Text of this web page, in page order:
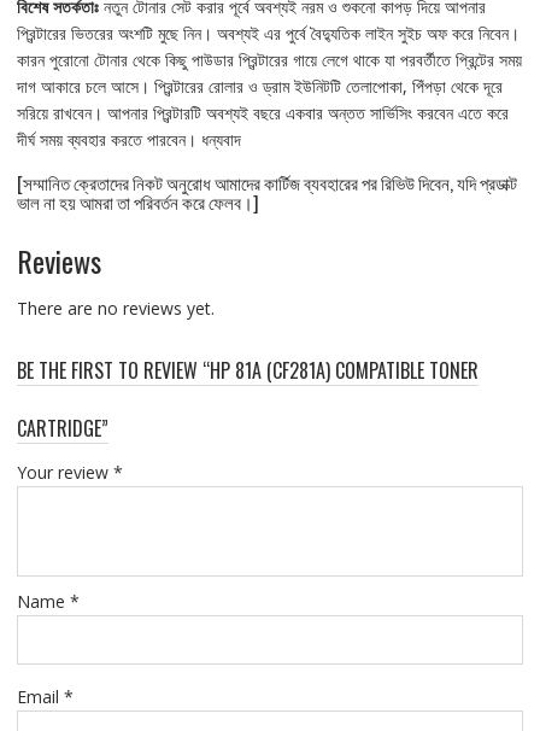
বিশেষ সতর্কতাঃনতুন টোনার সেট করার পূর্বে অবশ্যই নরম ও শুকনো কাপড় দিয়ে আপনার
প্রিন্টারের ভিতরের অংশটি মুছে নিন। অবশ্যই এর পুর্বে বৈদ্যুতিক লাইন সুইচ অফ করে নিবেন।
কারন পুরোনো টোনার থেকে কিছু পাউডার প্রিন্টারের গায়ে লেগে থাকে যা পরবর্তীতে প্রিন্টের সময়
দাগ আকারে চলে আসে। প্রিন্টারের রোলার ও ড্রাম ইউনিটটি তেলাপোকা, পিঁপড়া থেকে দূরে
সরিয়ে রাখবেন। আপনার প্রিন্টারটি অবশ্যই বছরে একবার অন্তত সার্ভিসিং করবেন এতে করে
দীর্ঘ সময় ব্যবহার করতে পারবেন। ধন্যবাদ
[সম্মানিত ক্রেতাদের নিকট অনুরোধ আমাদের কার্টিজ ব্যবহারের পর রিভিউ দিবেন, যদি প্রডাক্ট
ভাল না হয় আমরা তা পরিবর্তন করে ফেলব।]
Reviews
There are no reviews yet.
BE THE FIRST TO REVIEW “HP 81A (CF281A) COMPATIBLE TONER
CARTRIDGE”
Your review *
Name *
Email *